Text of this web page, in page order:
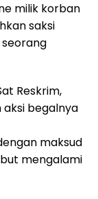
milik korban
saksi
Reskrim,
begalnya
maksud
mengalami